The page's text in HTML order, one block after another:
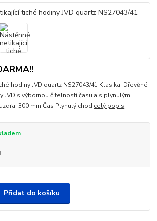
hodiny JVD quartz NS27043/41 Klasika. Dřevěné
JVD s výbornou čitelností času a s plynulým
300 mm Čas Plynulý chod celý popis
Přidat do košíku